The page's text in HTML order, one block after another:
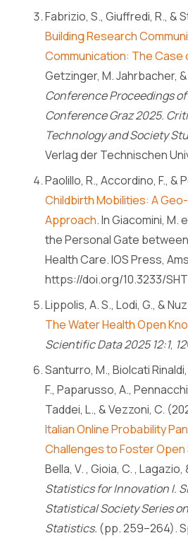
Fabrizio, S., Giuffredi, R., &
Building Research
Communication: The Case
Getzinger, M. Jahrbacher,
Conference Proceedings
Conference Graz 2025.
Technology and Society
Verlag der Technischen
Paolillo, R., Accordino, F., &
Childbirth Mobilities: A
Approach. In Giacomini, M.
the Personal Gate
Health Care. IOS Press,
https://doi.org/10.3233/
Lippolis, A. S., Lodi, G., &
The Water Health Open
Scientific Data 2025 12:1, 12
Santurro, M., Biolcati
F., Paparusso, A.,
Taddei, L., & Vezzoni, C.
Italian Online Probability
Challenges to Foster Open
Bella, V. , Gioia, C. ,
Statistics for Innovation I.
Statistical Society Series
Statistics. (pp. 259–264).